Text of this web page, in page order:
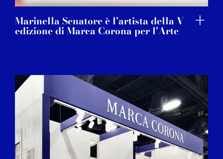
Marinella Senatore è l'artista della V
edizione di Marca Corona per l'Arte